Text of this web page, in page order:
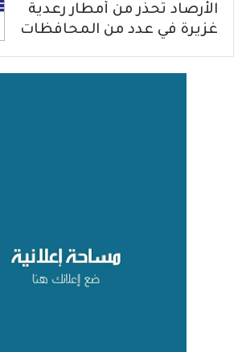
الأرصاد تحذّر من أمطار رعدية
غزيرة في عدد من المحافظات